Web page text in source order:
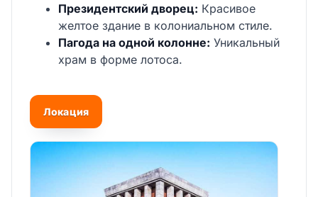
Президентский дворец: Красивое
желтое здание в колониальном стиле.
Пагода на одной колонне: Уникальный
храм в форме лотоса.
Локация